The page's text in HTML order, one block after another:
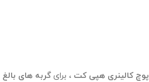
پوچ کالینری هپی کت ، برای گربه های بالغ